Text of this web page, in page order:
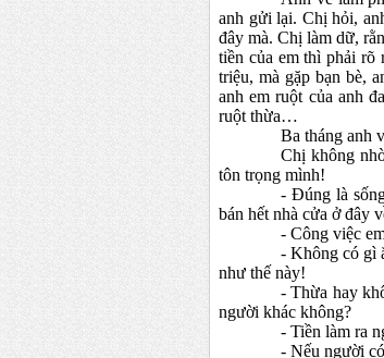
anh gửi lại. Chị hỏi,
đây mà. Chị làm dữ,
tiền của em thì phải
triệu, mà gặp bạn bè,
anh em ruột của anh
ruột thừa…
Ba tháng anh
Chị không
tôn trọng mình!
- Đúng là
bán hết nhà cửa ở đây
- Công việc
- Không có gì
như thế này!
- Thừa hay
người khác không?
- Tiền làm ra
- Nếu người